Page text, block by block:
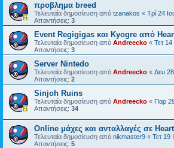
προβλημα breed
Τελευταία δημοσίευση από tzanakos « Τρί 24
Απαντήσεις: 3
Event Regigigas και Κyogre από
Τελευταία δημοσίευση από Andreecko « Τετ
Απαντήσεις: 3
Server Nintedo
Τελευταία δημοσίευση από Andreecko « Δευ
Απαντήσεις: 2
Sinjoh Ruins
Τελευταία δημοσίευση από Andreecko « Παρ
Απαντήσεις: 34
Online μάχες και ανταλλαγές σε
Τελευταία δημοσίευση από nikmaster9 « Τετ 19
Απαντήσεις: 5